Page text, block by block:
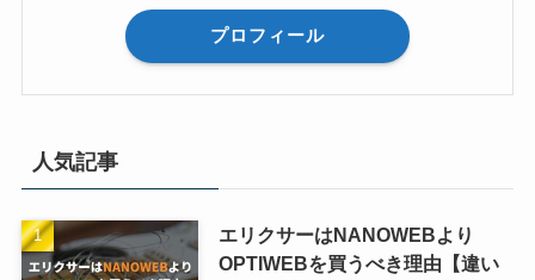
プロフィール
人気記事
エリクサーはNANOWEBより
OPTIWEBを買うべき理由【違い